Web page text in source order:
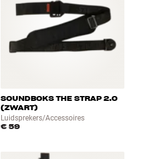
SOUNDBOKS THE STRAP 2.0
(ZWART)
Luidsprekers/Accessoires
€ 59